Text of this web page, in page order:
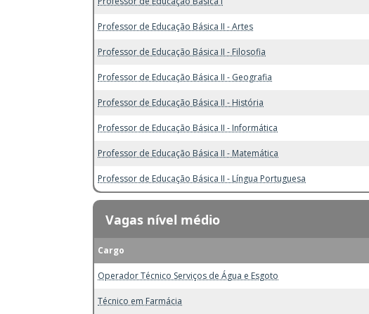
Professor de Educação Básica II - Artes
Professor de Educação Básica II - Filosofia
Professor de Educação Básica II - Geografia
Professor de Educação Básica II - História
Professor de Educação Básica II - Informática
Professor de Educação Básica II - Matemática
Professor de Educação Básica II - Língua Portuguesa
Vagas nível médio
Cargo
Operador Técnico Serviços de Água e Esgoto
Técnico em Farmácia